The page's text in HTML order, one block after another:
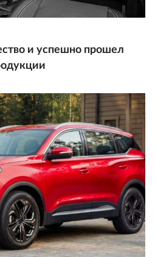
и успешно прошел